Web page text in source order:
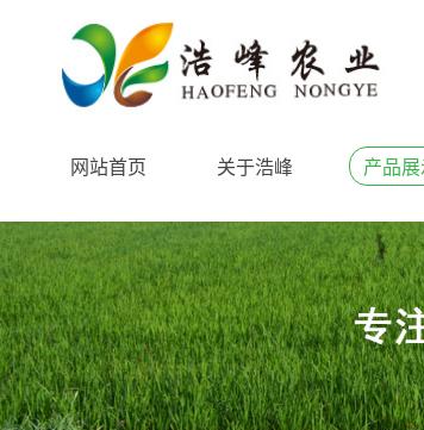
网站首页 关于浩峰 产品